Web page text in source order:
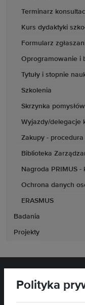
Terminarz
Kurs dydaktyki
Formularz
Oprogramowanie i
Tytuły i stopnie
Szkolenia
Skrzynka
Wyjazdy/delegacje
Zakupy - procedura
Biblioteka
Nagroda PRIMUS -
Ochrona danych
ERASMUS
Badania
Projekty
Polityka